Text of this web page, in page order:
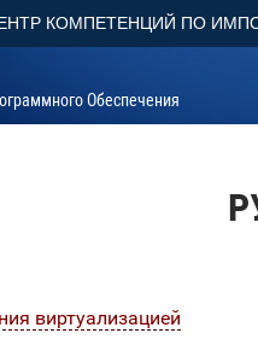
КОМПЕТЕНЦИЙ ПО
Обеспечения
виртуализацией